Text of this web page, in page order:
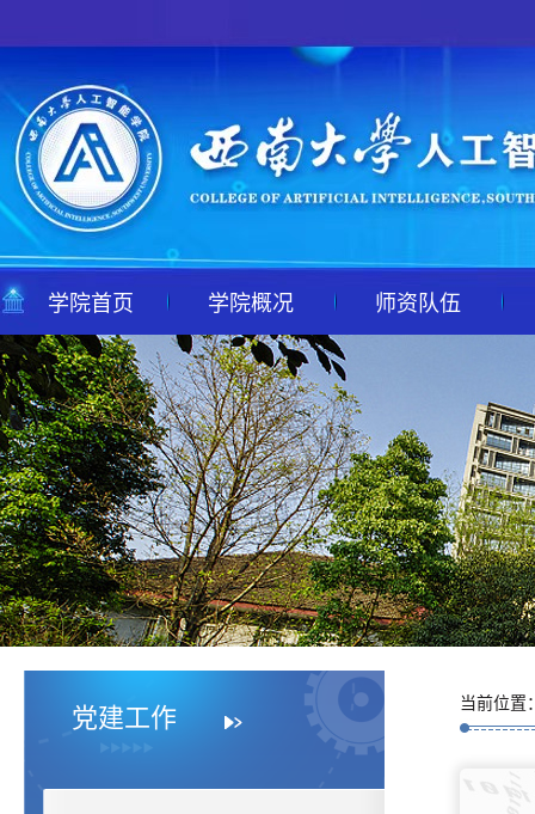
学院首页 学院概况 师资队伍
党建工作 当前位置